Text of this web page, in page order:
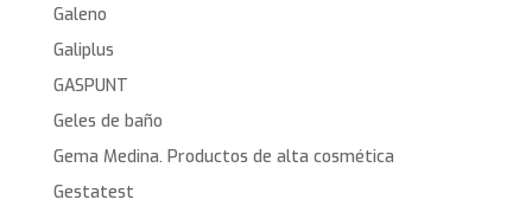
Galeno
Galiplus
GASPUNT
Geles de baño
Gema Medina. Productos de alta cosmética
Gestatest